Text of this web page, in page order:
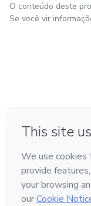
O conteúdo deste
Se você vir
Feito com ❤ em
Conheça a